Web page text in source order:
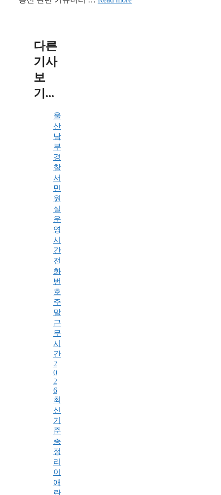
다른
기사
보
기...
울
산
남
부
경
찰
서
민
원
실
운
영
시
간
전
화
번
호
주
말
근
무
시
간
2
0
2
6
최
신
기
준
총
정
리
이
애
란